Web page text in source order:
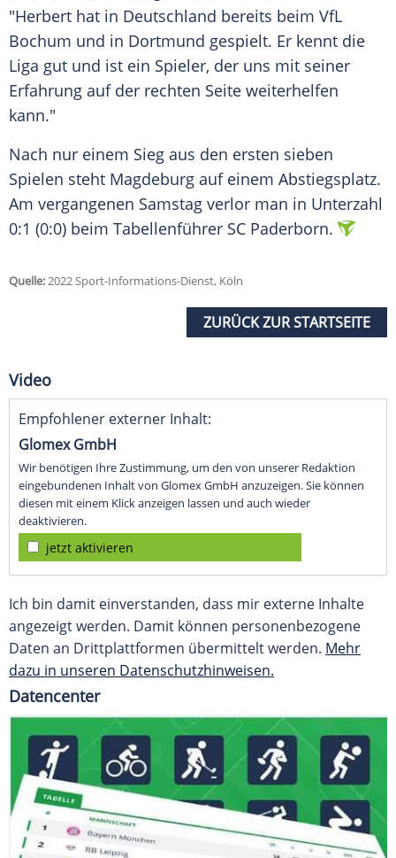
"Herbert hat in Deutschland bereits beim VfL
Bochum und in Dortmund gespielt. Er kennt die
Liga gut und ist ein Spieler, der uns mit seiner
Erfahrung auf der rechten Seite weiterhelfen
kann."
Nach nur einem Sieg aus den ersten sieben
Spielen steht Magdeburg auf einem Abstiegsplatz.
Am vergangenen Samstag verlor man in Unterzahl
0:1 (0:0) beim Tabellenführer SC Paderborn.
Quelle:2022 Sport-Informations-Dienst, Köln
ZURÜCK ZUR STARTSEITE
Video
Empfohlener externer Inhalt:
Glomex GmbH
Wir benötigen Ihre Zustimmung, um den von unserer Redaktion
eingebundenen Inhalt von Glomex GmbH anzuzeigen. Sie können
diesen mit einem Klick anzeigen lassen und auch wieder
deaktivieren.
jetzt aktivieren
Ich bin damit einverstanden, dass mir externe Inhalte
angezeigt werden. Damit können personenbezogene
Daten an Drittplattformen übermittelt werden. Mehr
dazu in unseren Datenschutzhinweisen.
Datencenter